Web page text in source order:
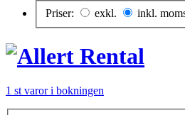
Priser:
exkl. inkl.
1 st varor i bokningen